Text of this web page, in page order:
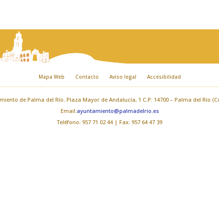
Mapa Web Contacto Aviso legal Accesibilidad
de Palma del Río. Plaza Mayor de Andalucía, 1 C.P: 14700 – Palma del Río
Email:ayuntamiento@palmadelrio.es
Teléfono: 957 71 02 44 | Fax: 957 64 47 39